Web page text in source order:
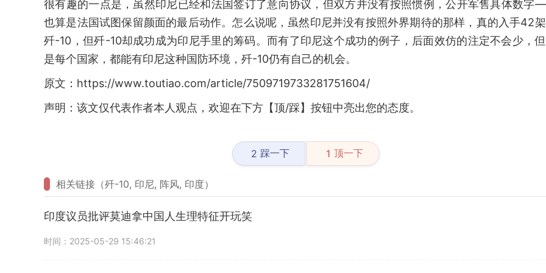
很有趣的一点是，虽然印尼已经和法国签订了意向协议，但双方并没有按照惯例，公开军售具体数
也算是法国试图保留颜面的最后动作。怎么说呢，虽然印尼并没有按照外界期待的那样，真的入手42
歼-10，但歼-10却成功成为印尼手里的筹码。而有了印尼这个成功的例子，后面效仿的注定不会少，
是每个国家，都能有印尼这种国防环境，歼-10仍有自己的机会。
原文：https://www.toutiao.com/article/7509719733281751604/
声明：该文仅代表作者本人观点，欢迎在下方【顶/踩】按钮中亮出您的态度。
2 踩一下 1 顶一下
相关链接（歼-10, 印尼, 阵风, 印度）
印度议员批评莫迪拿中国人生理特征开玩笑
时间：2025-05-29 15:46:21